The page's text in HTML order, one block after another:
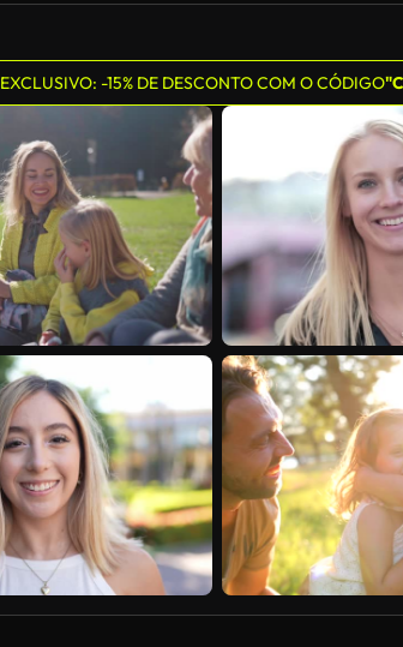
EXCLUSIVO: -15% DE DESCONTO COM O CÓDIGO